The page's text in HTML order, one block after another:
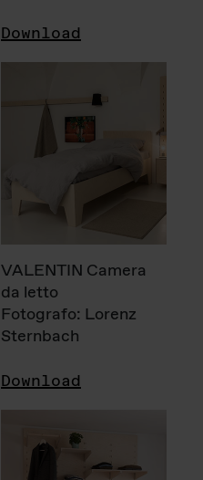
Download
VALENTIN Camera
da letto
Fotografo: Lorenz
Sternbach
Download